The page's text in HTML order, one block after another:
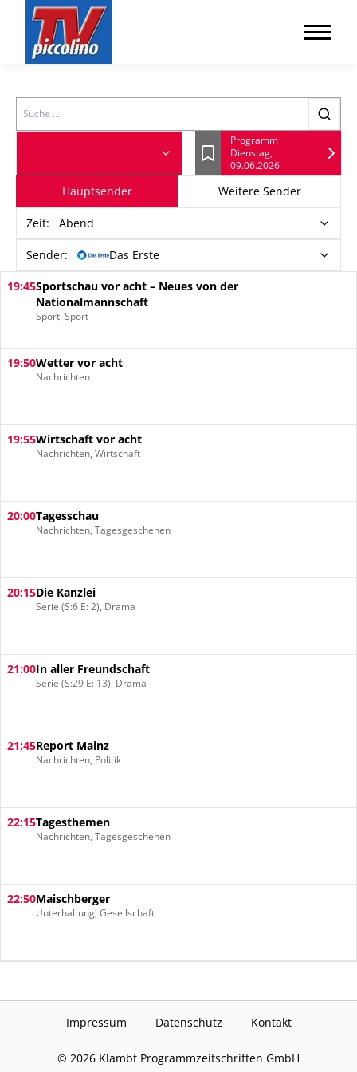
Search
Lesezeichen
Programm
Dienstag,
09.06.2026
Hauptsender Weitere Sender
Zeit: Abend
Sender: Das Erste
19:45Sportschau vor acht – Neues von der
Nationalmannschaft
Sport, Sport
19:50Wetter vor acht
Nachrichten
19:55Wirtschaft vor acht
Nachrichten, Wirtschaft
20:00Tagesschau
Nachrichten, Tagesgeschehen
20:15Die Kanzlei
Serie (S:6 E: 2), Drama
21:00In aller Freundschaft
Serie (S:29 E: 13), Drama
21:45Report Mainz
Nachrichten, Politik
22:15Tagesthemen
Nachrichten, Tagesgeschehen
22:50Maischberger
Unterhaltung, Gesellschaft
Impressum Datenschutz Kontakt
© 2026 Klambt Programmzeitschriften GmbH